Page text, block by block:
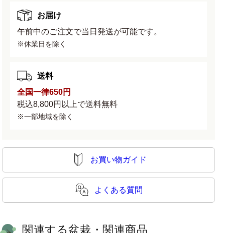
お届け
午前中のご注文で当日発送が可能です。
※休業日を除く
送料
全国一律650円
税込8,800円以上で送料無料
※一部地域を除く
お買い物ガイド
よくある質問
関連する盆栽・関連商品